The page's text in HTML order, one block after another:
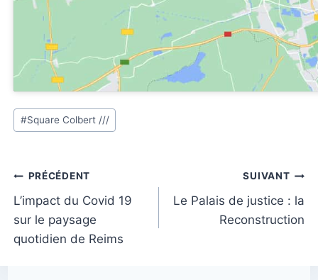
Étiquettes
de
publication :
#Square Colbert ///
Navigation
de
l’article
PRÉCÉDENT
L’impact du Covid 19
sur le paysage
quotidien de Reims
SUIVANT
Le Palais de justice : la
Reconstruction